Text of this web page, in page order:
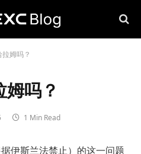
姆吗？
吗？
1 Min Read
伊斯兰法禁止）的这一问题